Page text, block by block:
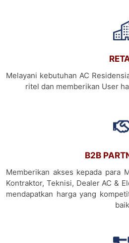
Melayani kebutuhan AC
ritel dan memberikan User
B2B
Memberikan akses kepada para
Kontraktor, Teknisi, Dealer AC &
mendapatkan harga yang